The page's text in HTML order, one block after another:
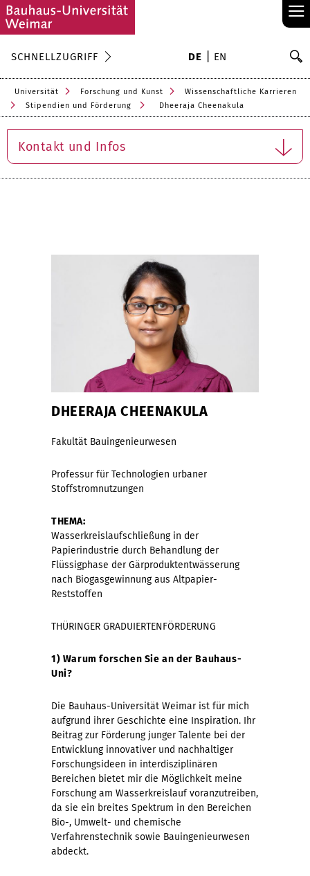
≡
SCHNELLZUGRIFF DE EN
Universität Forschung und Kunst
Wissenschaftliche Karrieren
Stipendien und Förderung
Dheeraja Cheenakula
Kontakt und Infos
DHEERAJA CHEENAKULA
Fakultät Bauingenieurwesen
Professur für Technologien urbaner
Stoffstromnutzungen
THEMA:
Wasserkreislaufschließung in der
Papierindustrie durch Behandlung der
Flüssigphase der Gärproduktentwässerung
nach Biogasgewinnung aus Altpapier-
Reststoffen
THÜRINGER GRADUIERTENFÖRDERUNG
1) Warum forschen Sie an der Bauhaus-
Uni?
Die Bauhaus-Universität Weimar ist für mich
aufgrund ihrer Geschichte eine Inspiration. Ihr
Beitrag zur Förderung junger Talente bei der
Entwicklung innovativer und nachhaltiger
Forschungsideen in interdisziplinären
Bereichen bietet mir die Möglichkeit meine
Forschung am Wasserkreislauf voranzutreiben,
da sie ein breites Spektrum in den Bereichen
Bio-, Umwelt- und chemische
Verfahrenstechnik sowie Bauingenieurwesen
abdeckt.